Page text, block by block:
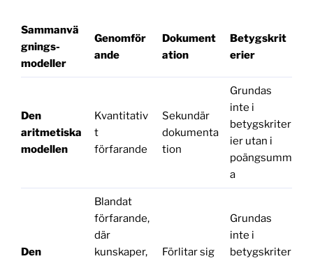
Sammanvä
gnings-
modeller
Genomför
ande
Dokument
ation
Betygskrit
erier
Den
aritmetiska
modellen
Kvantitativ
t
förfarande
Sekundär
dokumenta
tion
Grundas
inte i
betygskriter
ier utan i
poängsumm
a
Den
Blandat
förfarande,
där
kunskaper,
Förlitar sig
Grundas
inte i
betygskriter